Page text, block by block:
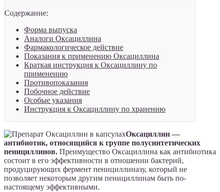
Содержание:
Форма выпуска
Аналоги Оксациллина
Фармакологическое действие
Показания к применению Оксациллина
Краткая инструкция к Оксациллину по
применению
Противопоказания
Побочное действие
Особые указания
Инструкция к Оксациллину по хранению
Оксациллин —
антибиотик, относящийся к группе полусинтетических
пенициллинов. Преимущество Оксациллина как антибиотика
состоит в его эффективности в отношении бактерий,
продуцирующих фермент пенициллиназу, который не
позволяет некоторым другим пенициллинам быть по-
настоящему эффективными.